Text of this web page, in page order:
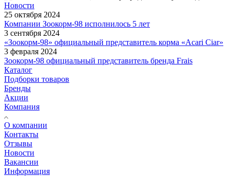
Новости
25 октября 2024
Компании Зоокорм-98 исполнилось 5 лет
3 сентября 2024
«Зоокорм-98» официальный представитель корма «Acari Ciar»
3 февраля 2024
Зоокорм-98 официальный представитель бренда Frais
Каталог
Подборки товаров
Бренды
Акции
Компания
О компании
Контакты
Отзывы
Новости
Вакансии
Информация